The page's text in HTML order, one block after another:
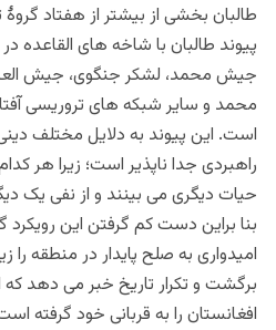
طالبان بخشی از بیشتر از هفتاد
پیوند طالبان با شاخه های القاعده
جیش محمد، لشکر جنگوی، جیش
محمد و سایر شبکه های تروریسی
است. این پیوند به دلایل مختلف
راهبردی جدا ناپذیر است؛ زیرا هر
حیات دیگری می بینند و از نفی یک
بنا براین دست کم گرفتن این
امیدواری به صلح پایدار در منطقه
برگشت و تکرار تاریخ خبر می دهد
افغانستان را به قربانی خود گرفته